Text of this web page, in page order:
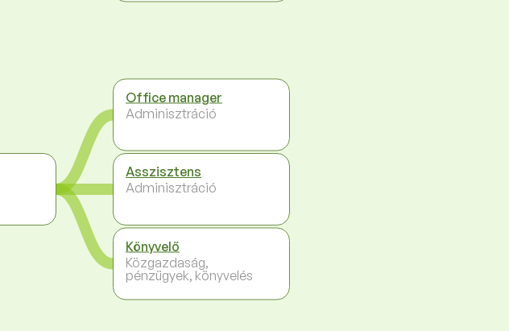
Office manager
Adminisztráció
Asszisztens
Adminisztráció
Könyvelő
Közgazdaság,
pénzügyek, könyvelés